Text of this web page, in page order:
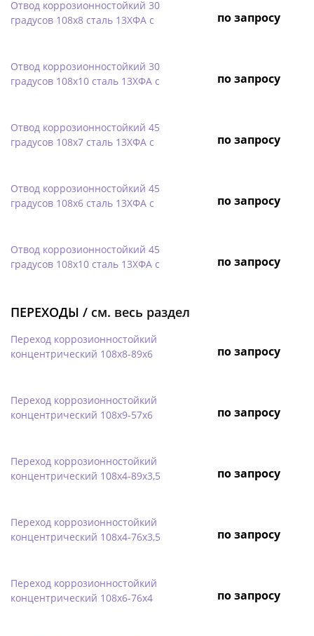
Отвод коррозионностойкий 30
градусов 108х8 сталь 13ХФА с
по запросу
Отвод коррозионностойкий 30
градусов 108х10 сталь 13ХФА с
по запросу
Отвод коррозионностойкий 45
градусов 108х7 сталь 13ХФА с
по запросу
Отвод коррозионностойкий 45
градусов 108х6 сталь 13ХФА с
по запросу
Отвод коррозионностойкий 45
градусов 108х10 сталь 13ХФА с
по запросу
ПЕРЕХОДЫ / см. весь раздел
Переход коррозионностойкий
концентрический 108х8-89х6
по запросу
Переход коррозионностойкий
концентрический 108х9-57х6
по запросу
Переход коррозионностойкий
концентрический 108х4-89х3,5
по запросу
Переход коррозионностойкий
концентрический 108х4-76х3,5
по запросу
Переход коррозионностойкий
концентрический 108х6-76х4
по запросу